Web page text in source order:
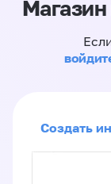
Создать